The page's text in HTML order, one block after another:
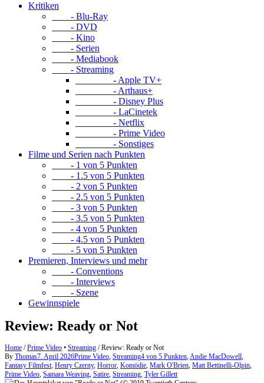
Kritiken
- Blu-Ray
- DVD
- Kino
- Serien
- Mediabook
- Streaming
- Apple TV+
- Arthaus+
- Disney Plus
- LaCinetek
- Netflix
- Prime Video
- Sonstiges
Filme und Serien nach Punkten
- 1 von 5 Punkten
- 1.5 von 5 Punkten
- 2 von 5 Punkten
- 2.5 von 5 Punkten
- 3 von 5 Punkten
- 3.5 von 5 Punkten
- 4 von 5 Punkten
- 4.5 von 5 Punkten
- 5 von 5 Punkten
Premieren, Interviews und mehr
- Conventions
- Interviews
- Szene
Gewinnspiele
Review: Ready or Not
Home /Prime Video • Streaming /Review: Ready or Not
By Thomas7. April 2026Prime Video, Streaming4 von 5 Punkten,Andie MacDowell,
Fantasy Filmfest, Henry Czerny, Horror, Komödie, Mark O'Brien, Matt Bettinelli-Olpin,
Prime Video, Samara Weaving, Satire, Streaming, Tyler Gillett